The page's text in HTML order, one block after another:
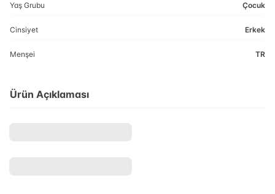
Yaş Grubu Çocuk
Cinsiyet Erkek
Menşei TR
Ürün Açıklaması